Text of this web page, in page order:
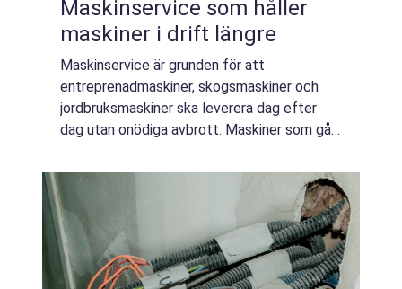
Maskinservice som håller
maskiner i drift längre
Maskinservice är grunden för att
entreprenadmaskiner, skogsmaskiner och
jordbruksmaskiner ska leverera dag efter
dag utan onödiga avbrott. Maskiner som går
vibrationer, fukt och smuts, och utan
genomtänk...